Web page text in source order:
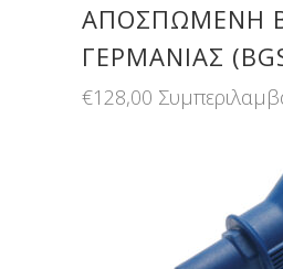
ΑΠΟΣΠΏΜΕΝΗ
ΓΕΡΜΑΝΊΑΣ
€128,00